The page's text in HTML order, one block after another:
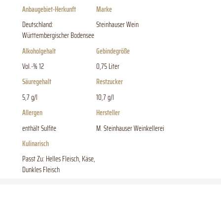
Anbaugebiet-Herkunft
Deutschland:
Württembergischer Bodensee
Marke
Steinhauser Wein
Alkoholgehalt
Vol.-% 12
Gebindegröße
0,75 Liter
Säuregehalt
5,7 g/l
Restzucker
10,7 g/l
Allergen
enthält Sulfite
Hersteller
M. Steinhauser Weinkellerei
Kulinarisch
Passt Zu: Helles Fleisch, Käse,
Dunkles Fleisch